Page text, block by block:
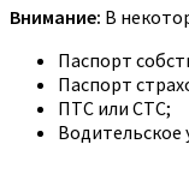
Внимание: В
Паспорт
Паспорт
ПТС или СТС;
Водительское